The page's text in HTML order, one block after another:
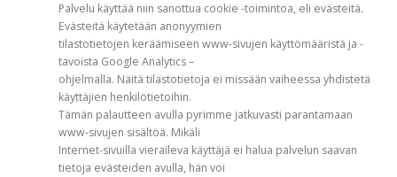
Palvelu käyttää niin sanottua cookie -toimintoa, eli evästeitä.
Evästeitä käytetään anonyymien
tilastotietojen keräämiseen www-sivujen käyttömääristä ja -
tavoista Google Analytics –
ohjelmalla. Näitä tilastotietoja ei missään vaiheessa yhdistetä
käyttäjien henkilötietoihin.
Tämän palautteen avulla pyrimme jatkuvasti parantamaan
www-sivujen sisältöä. Mikäli
Internet-sivuilla vieraileva käyttäjä ei halua palvelun saavan
tietoja evästeiden avulla, hän voi